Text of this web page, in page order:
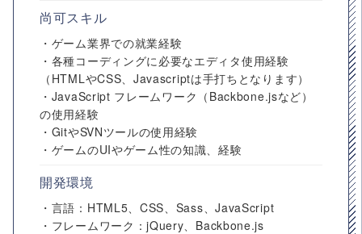
尚可スキル
・ゲーム業界での就業経験
・各種コーディングに必要なエディタ使用経験
（HTMLやCSS、Javascriptは手打ちとなります）
・JavaScript フレームワーク（Backbone.jsなど）
の使用経験
・GitやSVNツールの使用経験
・ゲームのUIやゲーム性の知識、経験
開発環境
・言語：HTML5、CSS、Sass、JavaScript
・フレームワーク：jQuery、Backbone.js